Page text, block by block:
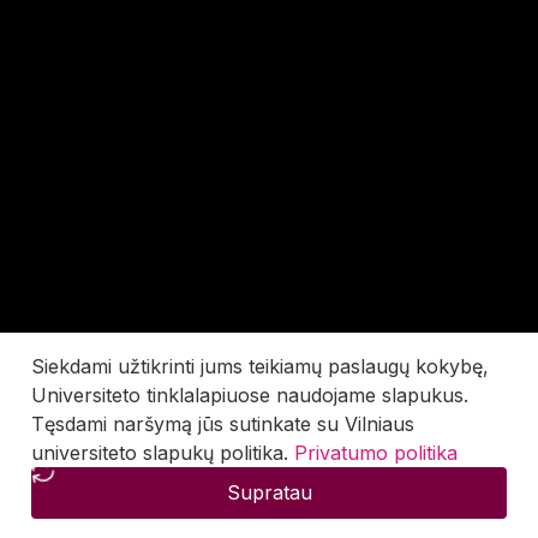
Siekdami užtikrinti jums teikiamų paslaugų kokybę,
Universiteto tinklalapiuose naudojame slapukus.
Tęsdami naršymą jūs sutinkate su Vilniaus
universiteto slapukų politika. Privatumo politika
Supratau